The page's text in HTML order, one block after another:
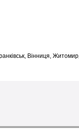
Вінниця, Житомир,